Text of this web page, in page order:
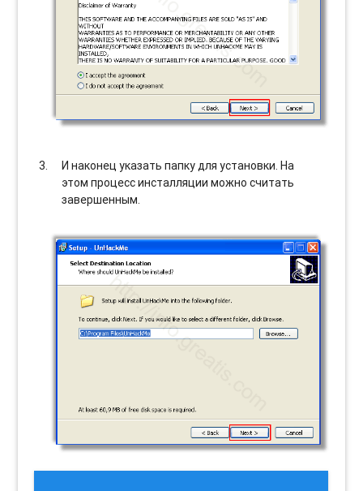
И наконец указать папку для установки. На
этом процесс инсталляции можно считать
завершенным.